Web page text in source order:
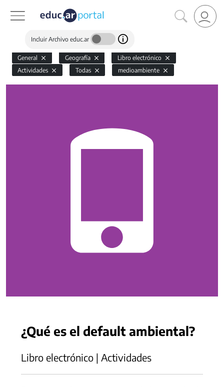
Incluir Archivo educ.ar
General Geografía
Libro electrónico
Actividades
Todas medioambiente
¿Qué es el default ambiental?
Libro electrónico | Actividades